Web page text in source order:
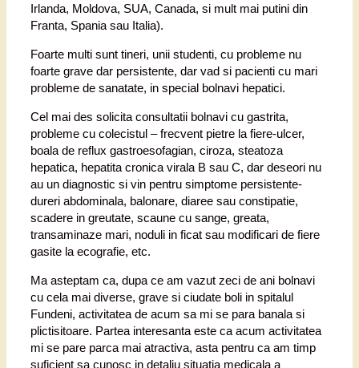
Irlanda, Moldova, SUA, Canada, si mult mai putini din
Franta, Spania sau Italia).
Foarte multi sunt tineri, unii studenti, cu probleme nu
foarte grave dar persistente, dar vad si pacienti cu mari
probleme de sanatate, in special bolnavi hepatici.
Cel mai des solicita consultatii bolnavi cu gastrita,
probleme cu colecistul – frecvent pietre la fiere-ulcer,
boala de reflux gastroesofagian, ciroza, steatoza
hepatica, hepatita cronica virala B sau C, dar deseori nu
au un diagnostic si vin pentru simptome persistente-
dureri abdominala, balonare, diaree sau constipatie,
scadere in greutate, scaune cu sange, greata,
transaminaze mari, noduli in ficat sau modificari de fiere
gasite la ecografie, etc.
Ma asteptam ca, dupa ce am vazut zeci de ani bolnavi
cu cela mai diverse, grave si ciudate boli in spitalul
Fundeni, activitatea de acum sa mi se para banala si
plictisitoare. Partea interesanta este ca acum activitatea
mi se pare parca mai atractiva, asta pentru ca am timp
suficient sa cunosc in detaliu situatia medicala a